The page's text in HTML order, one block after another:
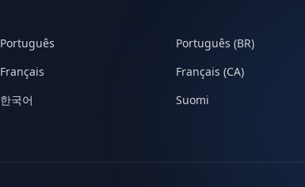
Português Português (BR)
Français Français (CA)
한국어 Suomi